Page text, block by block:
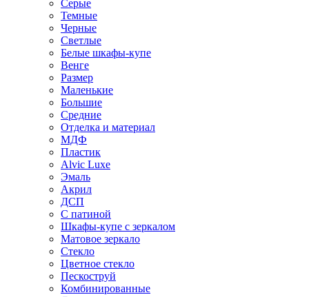
Серые
Темные
Черные
Светлые
Белые шкафы-купе
Венге
Размер
Маленькие
Большие
Средние
Отделка и материал
МДФ
Пластик
Alvic Luxe
Эмаль
Акрил
ДСП
С патиной
Шкафы-купе с зеркалом
Матовое зеркало
Стекло
Цветное стекло
Пескоструй
Комбинированные